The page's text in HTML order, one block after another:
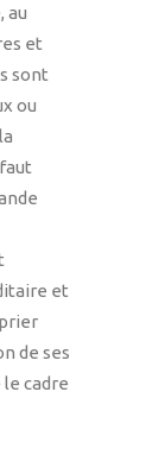
au
et
sont
ou
et
de ses
cadre